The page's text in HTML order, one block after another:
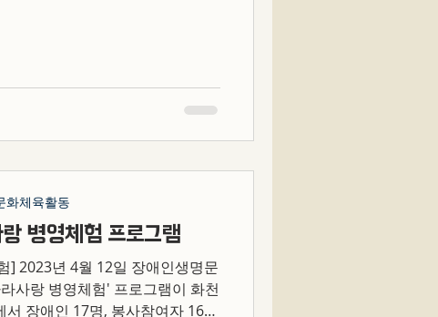
병영체험 프로그램
문
사랑 병영체험' 프로그램이 화천
장애인 17명, 봉사참여자 16명
화체육활동